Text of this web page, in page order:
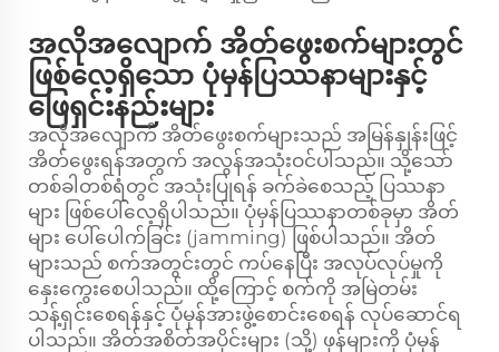
အလိုအလျောက် အိတ်ဖွေးစက်များတွင်
ဖြစ်လေ့ရှိသော ပုံမှန်ပြဿနာများနှင့်
ဖြေရှင်းနည်းများ
အလိုအလျောက် အိတ်ဖွေးစက်များသည် အမြန်နှုန်းဖြင့်
အိတ်ဖွေးရန်အတွက် အလွန်အသုံးဝင်ပါသည်။ သို့သော်
တစ်ခါတစ်ရံတွင် အသုံးပြုရန် ခက်ခဲစေသည့် ပြဿနာ
များ ဖြစ်ပေါ်လေ့ရှိပါသည်။ ပုံမှန်ပြဿနာတစ်ခုမှာ အိတ်
များ ပေါ်ပေါက်ခြင်း (jamming) ဖြစ်ပါသည်။ အိတ်
များသည် စက်အတွင်းတွင် ကပ်နေပြီး အလုပ်လုပ်မှုကို
နှေးကွေးစေပါသည်။ ထို့ကြောင့် စက်ကို အမြဲတမ်း
သန့်ရှင်းစေရန်နှင့် ပုံမှန်အားဖွဲ့စောင်းစေရန် လုပ်ဆောင်ရ
ပါသည်။ အိတ်အစိတ်အပိုင်းများ (သို့) ဖုန်များကို ပုံမှန်